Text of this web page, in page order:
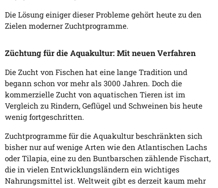
Die Lösung einiger dieser Probleme gehört heute zu den
Zielen moderner Zuchtprogramme.
Züchtung für die Aquakultur: Mit neuen Verfahren
Die Zucht von Fischen hat eine lange Tradition und
begann schon vor mehr als 3000 Jahren. Doch die
kommerzielle Zucht von aquatischen Tieren ist im
Vergleich zu Rindern, Geflügel und Schweinen bis heute
wenig fortgeschritten.
Zuchtprogramme für die Aquakultur beschränkten sich
bisher nur auf wenige Arten wie den Atlantischen Lachs
oder Tilapia, eine zu den Buntbarschen zählende Fischart,
die in vielen Entwicklungsländern ein wichtiges
Nahrungsmittel ist. Weltweit gibt es derzeit kaum mehr